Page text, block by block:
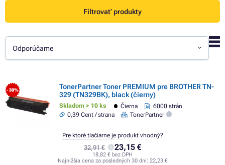
Filtrovať produkty
Odporúčame
- 30%
TonerPartner Toner PREMIUM pre BROTHER TN-
329 (TN329BK), black (čierny)
Skladom > 10 ks Čierna
6000 strán
0,39 Cent / strana
TonerPartner
32,91 € 23,15 €
18,82 € bez DPH
Najnižšia cena za posledných 30 dní: 22,23 €
Pre ktoré tlačiarne je produkt vhodný?